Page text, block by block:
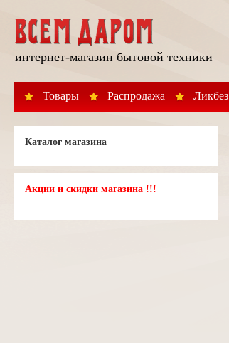
интернет-магазин бытовой техники
Товары Распродажа Ликбез
Каталог магазина
Акции и скидки магазина !!!